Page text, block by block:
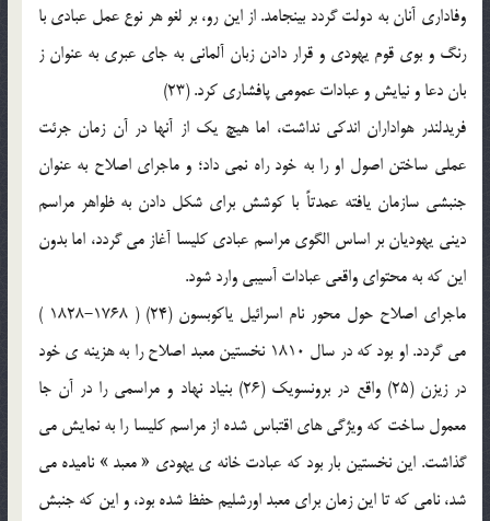
وفاداري آنان به دولت گردد بينجامد. از اين رو، بر لغو هر نوع عمل عبادي با
رنگ و بوي قوم يهودي و قرار دادن زبان آلماني به جاي عبري به عنوان ز
بان دعا و نيايش و عبادات عمومي پافشاري كرد. (23)
فريدلندر هواداران اندكي نداشت، اما هيچ يك از آنها در آن زمان جرئت
عملي ساختن اصول او را به خود راه نمي داد؛ و ماجراي اصلاح به عنوان
جنبشي سازمان يافته عمدتاً با كوشش براي شكل دادن به ظواهر مراسم
ديني يهوديان بر اساس الگوي مراسم عبادي كليسا آغاز مي گردد، اما بدون
اين كه به محتواي واقعي عبادات آسيبي وارد شود.
ماجراي اصلاح حول محور نام اسرائيل ياكوبسون (24) ( 1768-1828 )
مي گردد. او بود كه در سال 1810 نخستين معبد اصلاح را به هزينه ي خود
در زيزن (25) واقع در برونسويك (26) بنياد نهاد و مراسمي را در آن جا
معمول ساخت كه ويژگي هاي اقتباس شده از مراسم كليسا را به نمايش مي
گذاشت. اين نخستين بار بود كه عبادت خانه ي يهودي « معبد » ناميده مي
شد، نامي كه تا اين زمان براي معبد اورشليم حفظ شده بود، و اين كه جنبش